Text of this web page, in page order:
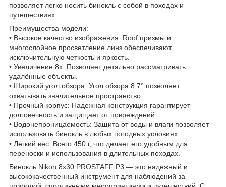
позволяет легко носить бинокль с собой в походах и
путешествиях.
Преимущества модели:
• Высокое качество изображения: Roof призмы и
многослойное просветление линз обеспечивают
исключительную четкость и яркость.
• Увеличение 8x: Позволяет детально рассматривать
удалённые объекты.
• Широкий угол обзора: Угол обзора 8.7° позволяет
охватывать значительное пространство.
• Прочный корпус: Надежная конструкция гарантирует
долговечность и защищает от повреждений.
• Водонепроницаемость: Защита от воды и влаги позволяет
использовать бинокль в любых погодных условиях.
• Легкий вес: Всего 450 г, что делает его удобным для
переноски и использования в длительных походах.
Бинокль Nikon 8x30 PROSTAFF P3 — это надежный и
высококачественный инструмент для наблюдений за